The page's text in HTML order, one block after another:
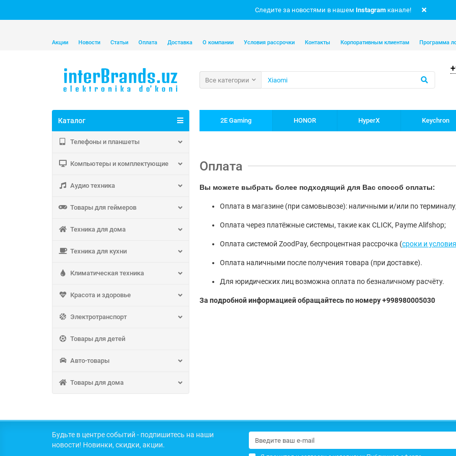
Следите за новостями в нашем Instagram канале!
Акции Новости Статьи Оплата Доставка О компании Условия рассрочки Контакты Корпоративным клиентам Программа
Все категории
Каталог
Телефоны и планшеты
Компьютеры и комплектующие
Аудио техника
Товары для геймеров
Техника для дома
Техника для кухни
Климатическая техника
Красота и здоровье
Электротранспорт
Товары для детей
Авто-товары
Товары для дома
2E Gaming HONOR HyperX Keychron
Оплата
Оплата
Вы можете выбрать более подходящий для Вас способ оплаты:
Оплата в магазине (при самовывозе): наличными и/или по
Оплата через платёжные системы, такие как CLICK, Payme Alifshop;
Оплата системой ZoodPay, беспроцентная рассрочка (сроки и условия
Оплата наличными после получения товара (при доставке).
Для юридических лиц возможна оплата по безналичному расчёту.
За подробной информацией обращайтесь по номеру +998980005030
Будьте в центре событий - подпишитесь на наши
новости! Новинки, скидки, акции.